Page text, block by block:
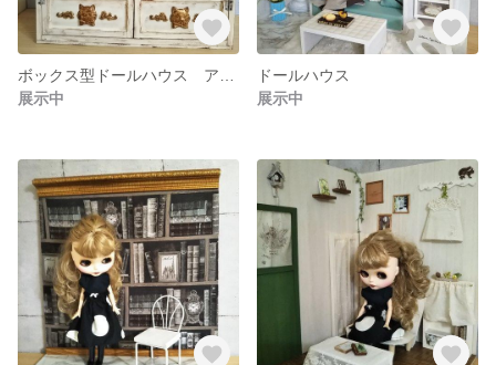
展示中
ドールハウス
展示中